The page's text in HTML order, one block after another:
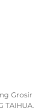
Grosir
TAIHUA.